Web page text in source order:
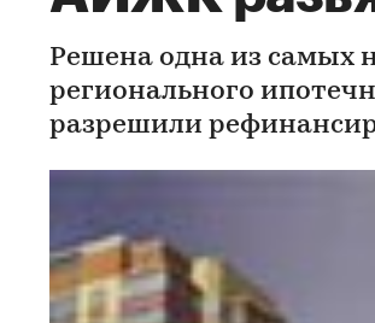
Решена одна из самых
регионального
разрешили